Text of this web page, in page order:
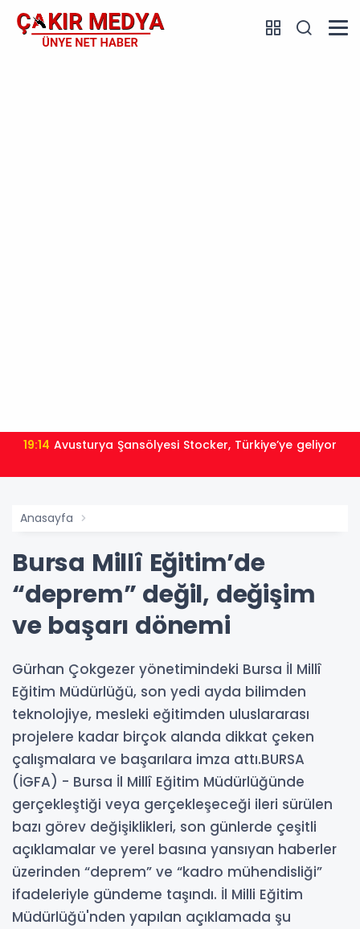
19:14 Avusturya Şansölyesi Stocker, Türkiye’ye geliyor
Anasayfa
Bursa Millî Eğitim’de
“deprem” değil, değişim
ve başarı dönemi
Gürhan Çokgezer yönetimindeki Bursa İl Millî
Eğitim Müdürlüğü, son yedi ayda bilimden
teknolojiye, mesleki eğitimden uluslararası
projelere kadar birçok alanda dikkat çeken
çalışmalara ve başarılara imza attı.BURSA
(İGFA) - Bursa İl Millî Eğitim Müdürlüğünde
gerçekleştiği veya gerçekleşeceği ileri sürülen
bazı görev değişiklikleri, son günlerde çeşitli
açıklamalar ve yerel basına yansıyan haberler
üzerinden “deprem” ve “kadro mühendisliği”
ifadeleriyle gündeme taşındı. İl Milli Eğitim
Müdürlüğü'nden yapılan açıklamada şu